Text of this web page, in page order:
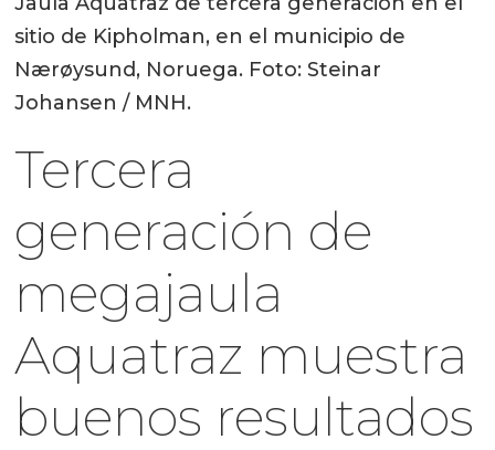
sitio de Kipholman, en el municipio de
Nærøysund, Noruega. Foto: Steinar
Johansen / MNH.
Tercera
generación de
megajaula
Aquatraz muestra
buenos resultados